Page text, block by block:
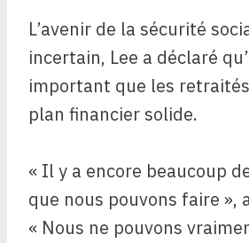
L’avenir de la sécurité
incertain, Lee a déclaré
important que les
plan financier solide.
« Il y a encore beaucoup
que nous pouvons faire »,
« Nous ne pouvons